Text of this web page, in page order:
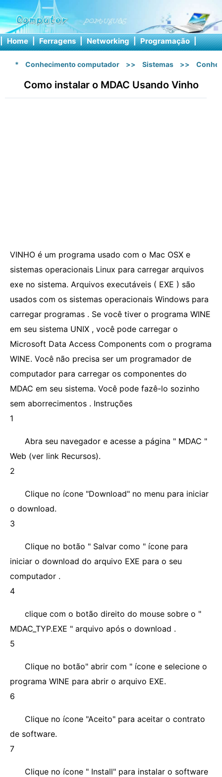
| Home | Ferragens | Networking | Programação |
* Conhecimento computador >> Sistemas >>
Como instalar o MDAC Usando Vinho
VINHO é um programa usado com o Mac OSX e
sistemas operacionais Linux para carregar arquivos
exe no sistema. Arquivos executáveis ​​( EXE ) são
usados ​​com os sistemas operacionais Windows para
carregar programas . Se você tiver o programa WINE
em seu sistema UNIX , você pode carregar o
Microsoft Data Access Components com o programa
WINE. Você não precisa ser um programador de
computador para carregar os componentes do
MDAC em seu sistema. Você pode fazê-lo sozinho
sem aborrecimentos . Instruções
1
Abra seu navegador e acesse a página " MDAC "
Web (ver link Recursos).
2
Clique no ícone "Download" no menu para iniciar
o download.
3
Clique no botão " Salvar como " ícone para
iniciar o download do arquivo EXE para o seu
computador .
4
clique com o botão direito do mouse sobre o "
MDAC_TYP.EXE " arquivo após o download .
5
Clique no botão" abrir com " ícone e selecione o
programa WINE para abrir o arquivo EXE.
6
Clique no ícone "Aceito" para aceitar o contrato
de software.
7
Clique no ícone " Install" para instalar o software